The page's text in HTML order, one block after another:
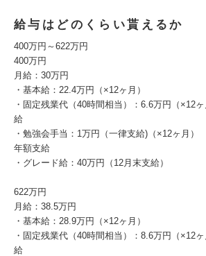
給与はどのくらい貰えるか
400万円～622万円
400万円
月給：30万円
・基本給：22.4万円（×12ヶ月）
・固定残業代（40時間相当）：6.6万円（×12
給
・勉強会手当：1万円（一律支給)（×12ヶ月）
年額支給
・グレード給：40万円（12月末支給）
622万円
月給：38.5万円
・基本給：28.9万円（×12ヶ月）
・固定残業代（40時間相当）：8.6万円（×12
給